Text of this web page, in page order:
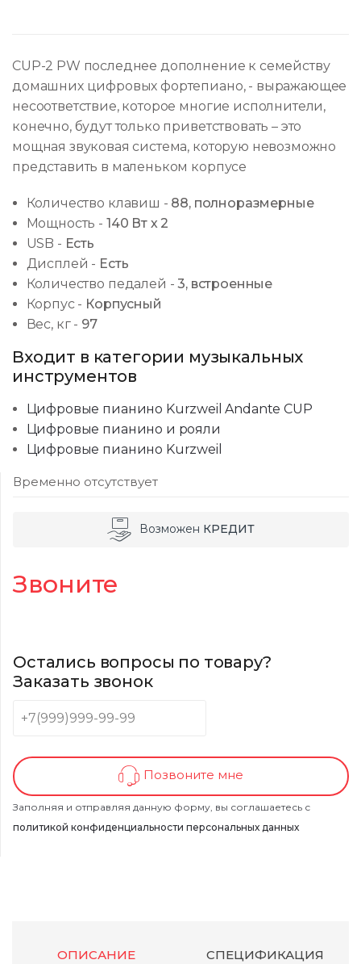
CUP-2 PW последнее дополнение к семейству
домашних цифровых фортепиано, - выражающее
несоответствие, которое многие исполнители,
конечно, будут только приветствовать – это
мощная звуковая система, которую невозможно
представить в маленьком корпусе
Количество клавиш - 88, полноразмерные
Мощность - 140 Вт х 2
USB - Есть
Дисплей - Есть
Количество педалей -3, встроенные
Корпус - Корпусный
Вес, кг - 97
Входит в категории музыкальных
инструментов
Цифровые пианино Kurzweil Andante CUP
Цифровые пианино и рояли
Цифровые пианино Kurzweil
Временно отсутствует
Возможен КРЕДИТ
Звоните
Остались вопросы по товару?
Заказать звонок
Позвоните мне
Заполняя и отправляя данную форму, вы соглашаетесь с
политикой конфиденциальности персональных данных
ОПИСАНИЕ СПЕЦИФИКАЦИЯ